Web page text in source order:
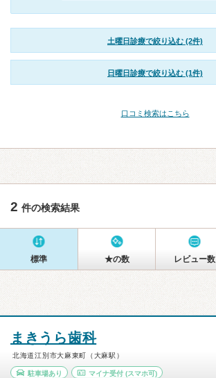
土曜日診療で絞り込む (2件)
日曜日診療で絞り込む (1件)
口コミ検索はこちら
2 件の検索結果
標準 ★の数 レビュー数
まきうら歯科
北海道江別市大麻東町（大麻駅）
駐車場あり マイナ受付(スマホ可)